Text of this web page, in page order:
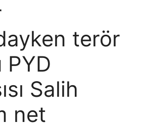
terör
Salih
net